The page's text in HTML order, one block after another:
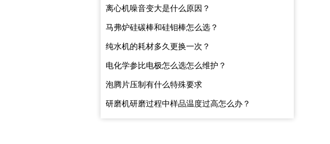
离心机噪音变大是什么原因？
马弗炉硅碳棒和硅钼棒怎么选？
纯水机的耗材多久更换一次？
电化学参比电极怎么选怎么维护？
泡腾片压制有什么特殊要求
研磨机研磨过程中样品温度过高怎么办？